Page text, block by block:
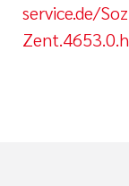
service.de/